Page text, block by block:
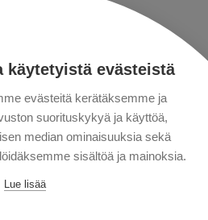
käytetyistä evästeistä
evästeitä kerätäksemme ja
suorituskykyä ja käyttöä,
median ominaisuuksia sekä
sisältöä ja mainoksia.
Lue lisää